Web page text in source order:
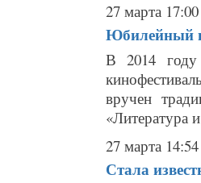
27 марта 17:00
Юбилейный
В 2014
вручен
«Литература
27 марта 14:54
Стала